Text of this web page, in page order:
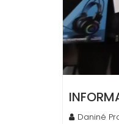
Daniné